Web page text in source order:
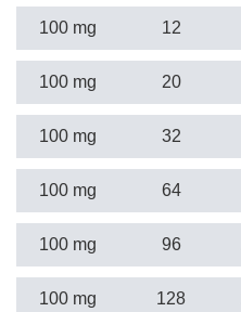
100 mg 12
100 mg 20
100 mg 32
100 mg 64
100 mg 96
100 mg 128